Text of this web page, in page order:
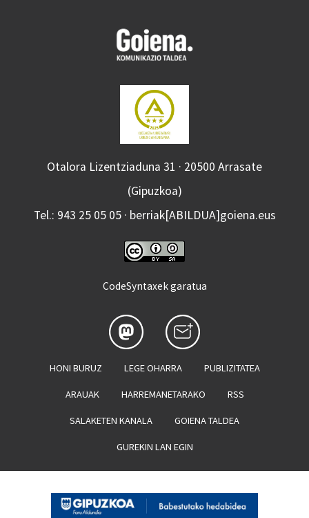
Otalora Lizentziaduna 31 · 20500 Arrasate
(Gipuzkoa)
Tel.: 943 25 05 05 · berriak[ABILDUA]goiena.eus
CodeSyntaxek garatua
HONI BURUZ LEGE OHARRA PUBLIZITATEA
ARAUAK HARREMANETARAKO RSS
SALAKETEN KANALA GOIENA TALDEA
GUREKIN LAN EGIN